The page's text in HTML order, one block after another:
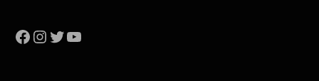
Facebook
Instagram
Twitter
YouTube